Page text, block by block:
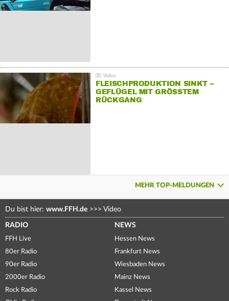
FLEISCHPRODUKTION SINKT –
GEFLÜGEL MIT GRÖSSTEM R
ÜCKGANG
MEHR TOP-MELDUNGEN
Du bist hier: www.FFH.de >>> Video
RADIO
FFH Live
80er Radio
90er Radio
2000er Radio
Rock Radio
NEWS
Hessen News
Frankfurt News
Wiesbaden News
Mainz News
Kassel News